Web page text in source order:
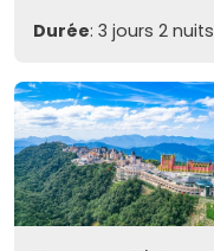
Durée: 3 jours 2 nuits